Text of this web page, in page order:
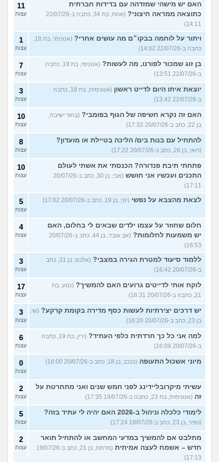
האם יש מישהי שמזדהה עם בדידות חברתית
כתוצאה ממראה חיצוני?
(אחת, בת 34, כתבה ב-22/07/26
14:11)
11
עצות
ויתור על לוחמה בבקו״ם מה עושים אחרי?
(אנונימי, בת 18,
כתבה ב-22/07/26 14:02)
1
עצות
בן זוג שמכור לפורנו, מה לעשות?
(אנונימי, בת 19, כתבה
ב-22/07/26 13:51)
7
עצות
יוצאת איתו היום לדייט ראשון
(אנונימית, בת 18, כתבה
ב-22/07/26 13:42)
3
עצות
האם זה נקרא חשיפה של הגוף בפומבי? (בחור ישיבה,
בן 22, כתב ב-20/07/26 17:33)
10
עצות
להתחיל עם בנות בים/ הליכה בטיילת או מועדון?
(רואי, בן 26, כתב ב-20/07/26 17:22)
8
עצות
פתחתי תיבת פנדורה? הכנסתי את אשתי לעולם
התכנים ועכשיו אני חושש
(אבי, בן 30, כתב ב-20/07/26
17:11)
10
עצות
לצאת מהצבא על נפשי (יוני, בן 19, כתב ב-20/07/26 17:02) 5
עצות
חלום שחוזר על עצמו ילדים שבאים לי בחלום, האם
יש משמעות לחלומות?
(אב עובד, בן 44, כתב ב-20/07/26
16:53)
4
עצות
ללמוד סיעוד למטרת הגירה במצבי?
(אלכס, בן 31, כתב
ב-20/07/26 16:42)
3
עצות
לוקח אותי לדייטים גרועים האם להמשיך? (נטע, בת
21, כתבה ב-20/07/26 16:31)
17
עצות
יש דרכים יצירתיות לעשות כסף מדירה בקומת קרקע? (שי,
בן 23, כתב ב-20/07/26 16:20)
3
עצות
למה אני כל כך חרדתית כלפי העתיד?
(ירין, בת 19, כתבה
ב-20/07/26 16:09)
6
עצות
מיוני אשכול התעופה (ככככ, בן 18, כתב ב-20/07/26 16:00) 0
עצות
עשיתי מיקרובליידינג לפני חמש שנים ואני מתחרטת על
זה (אנונימית, בת 23, כתבה ב-19/07/26 17:35)
2
עצות
לימודי כלכלה וניהול ב-2026 האם יהיה לי עתיד בזה?
(כפיר, בן 23, כתב ב-19/07/26 17:24)
5
עצות
מתלבט אם להמשיך במדעי המחשב או להתחיל תואר
חדש – אשמח לעצה אמיתית
(מדמח, בן 21, כתב ב-19/07/26
17:13)
2
עצות